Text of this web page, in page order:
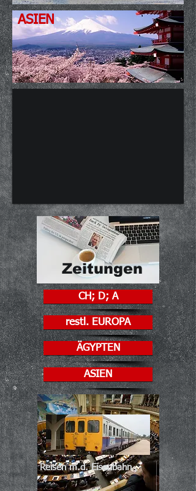
ASIEN
Zeitungen
CH; D; A
restl. EUROPA
ÄGYPTEN
ASIEN
Mehr erfahren
pol y-tic
Reisen m.d. Eisenbahn